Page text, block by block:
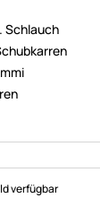
Schlauch
verfügbar